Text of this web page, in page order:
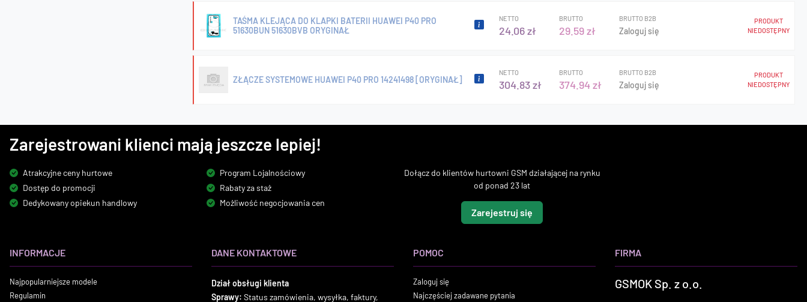
TAŚMA KLEJĄCA DO KLAPKI BATERII HUAWEI P40 PRO
51630BUN 51630BVB ORYGINAŁ
NETTO
24.06 zł
BRUTTO
29.59 zł
BRUTTO B2B
Zaloguj się
PRODUKT
NIEDOSTĘPNY
ZŁĄCZE SYSTEMOWE HUAWEI P40 PRO 14241498 [ORYGINAŁ]
NETTO
304.83 zł
BRUTTO
374.94 zł
BRUTTO B2B
Zaloguj się
PRODUKT
NIEDOSTĘPNY
Zarejestrowani klienci mają jeszcze lepiej!
Atrakcyjne ceny hurtowe
Dostęp do promocji
Dedykowany opiekun handlowy
Program Lojalnościowy
Rabaty za staż
Możliwość negocjowania cen
Dołącz do klientów hurtowni GSM działającej na rynku
od ponad 23 lat
Zarejestruj się
INFORMACJE
Najpopularniejsze modele
Regulamin
DANE KONTAKTOWE
Dział obsługi klienta
Sprawy: Status zamówienia, wysyłka, faktury,
POMOC
Zaloguj się
Najczęściej zadawane pytania
FIRMA
GSMOK Sp. z o.o.